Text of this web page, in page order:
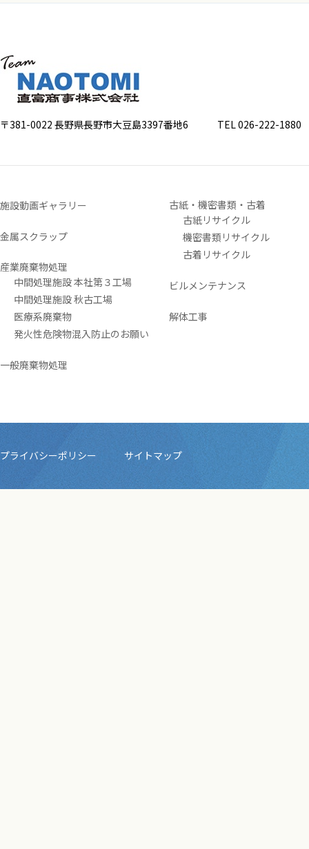
〒381-0022 長野県長野市大豆島3397番地6 TEL 026-222-1880
施設動画ギャラリー
金属スクラップ
産業廃棄物処理
中間処理施設 本社第３工場
中間処理施設 秋古工場
医療系廃棄物
発火性危険物混入防止のお願い
一般廃棄物処理
古紙・機密書類・古着
古紙リサイクル
機密書類リサイクル
古着リサイクル
ビルメンテナンス
解体工事
プライバシーポリシー サイトマップ